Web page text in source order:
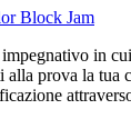
Block Jam
in
prova la tua